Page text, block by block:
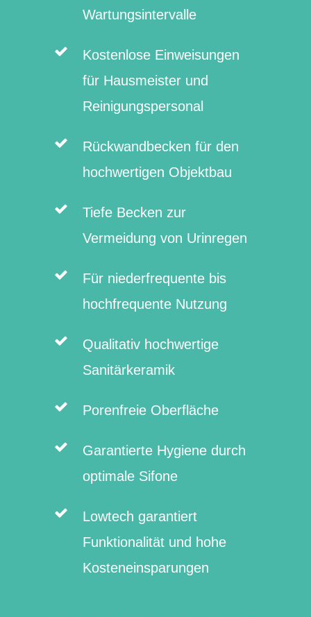
Wartungsintervalle
Kostenlose Einweisungen
für Hausmeister und
Reinigungspersonal
Rückwandbecken für den
hochwertigen Objektbau
Tiefe Becken zur
Vermeidung von Urinregen
Für niederfrequente bis
hochfrequente Nutzung
Qualitativ hochwertige
Sanitärkeramik
Porenfreie Oberfläche
Garantierte Hygiene durch
optimale Sifone
Lowtech garantiert
Funktionalität und hohe
Kosteneinsparungen